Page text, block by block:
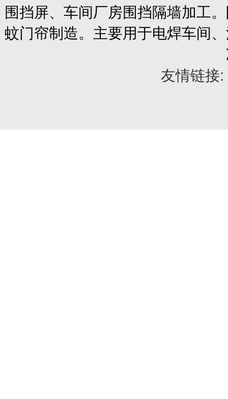
围挡屏、车间厂房围挡隔墙加工
蚊门帘制造。主要用于电焊车间
友情链接: